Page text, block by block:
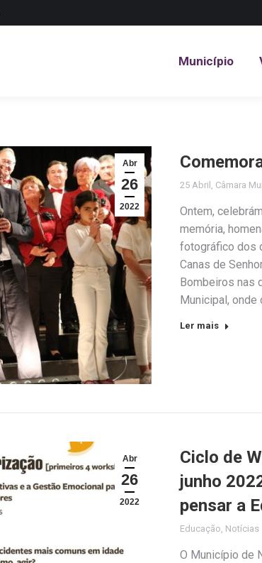
Município
Abr
26
2022
25 Abril , Câmara
Ontem,
memória,
fotográfico dos
Canas de
Bombeiros nas
Municipal,
Ler mais
Abr
26
2022
Ciclo de
junho
pensar a
Educação, Notícias
O Município de
Município